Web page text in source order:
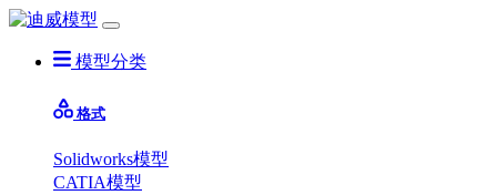
模型分类
格式
Solidworks模型
CATIA模型